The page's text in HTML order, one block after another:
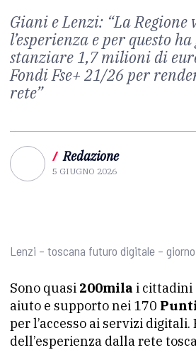
Giani e Lenzi: “La Regione
l’esperienza e per questo
stanziare 1,7 milioni di
Fondi Fse+ 21/26 per
rete”
/ Redazione
5 GIUGNO 2026
Lenzi – toscana futuro digitale – giorno
Sono quasi 200mila i cittadini
aiuto e supporto nei 170
per l’accesso ai servizi
dell’esperienza dalla rete